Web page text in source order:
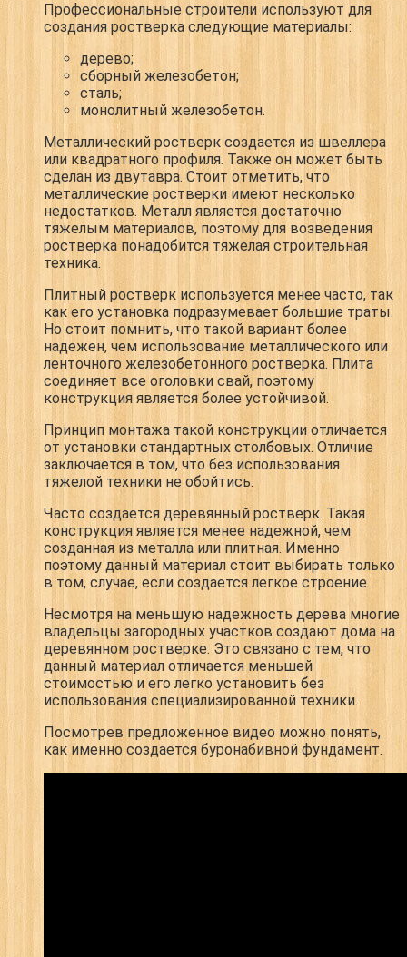
Профессиональные строители используют для
создания ростверка следующие материалы:
дерево;
сборный железобетон;
сталь;
монолитный железобетон.
Металлический ростверк создается из швеллера
или квадратного профиля. Также он может быть
сделан из двутавра. Стоит отметить, что
металлические ростверки имеют несколько
недостатков. Металл является достаточно
тяжелым материалов, поэтому для возведения
ростверка понадобится тяжелая строительная
техника.
Плитный ростверк используется менее часто, так
как его установка подразумевает большие траты.
Но стоит помнить, что такой вариант более
надежен, чем использование металлического или
ленточного железобетонного ростверка. Плита
соединяет все оголовки свай, поэтому
конструкция является более устойчивой.
Принцип монтажа такой конструкции отличается
от установки стандартных столбовых. Отличие
заключается в том, что без использования
тяжелой техники не обойтись.
Часто создается деревянный ростверк. Такая
конструкция является менее надежной, чем
созданная из металла или плитная. Именно
поэтому данный материал стоит выбирать только
в том, случае, если создается легкое строение.
Несмотря на меньшую надежность дерева многие
владельцы загородных участков создают дома на
деревянном ростверке. Это связано с тем, что
данный материал отличается меньшей
стоимостью и его легко установить без
использования специализированной техники.
Посмотрев предложенное видео можно понять,
как именно создается буронабивной фундамент.